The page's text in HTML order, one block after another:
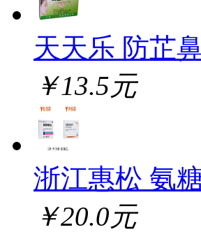
天天乐 防芷
￥13.5元
浙江惠松 氨
￥20.0元